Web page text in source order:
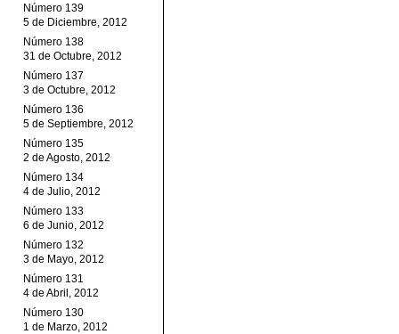
Número 139
5 de Diciembre, 2012
Número 138
31 de Octubre, 2012
Número 137
3 de Octubre, 2012
Número 136
5 de Septiembre, 2012
Número 135
2 de Agosto, 2012
Número 134
4 de Julio, 2012
Número 133
6 de Junio, 2012
Número 132
3 de Mayo, 2012
Número 131
4 de Abril, 2012
Número 130
1 de Marzo, 2012